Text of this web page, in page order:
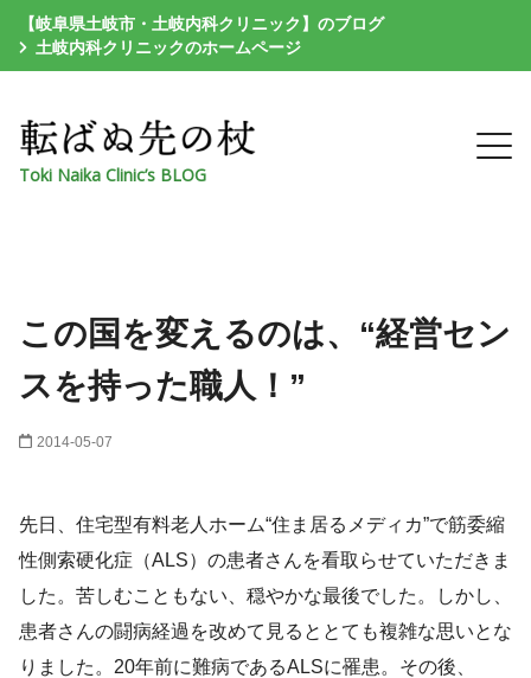
【岐阜県土岐市・土岐内科クリニック】のブログ
土岐内科クリニックのホームページ
Toki Naika Clinic’s BLOG
この国を変えるのは、“経営セン
スを持った職人！”
2014-05-07
先日、住宅型有料老人ホーム“住ま居るメディカ”で筋委縮
性側索硬化症（ALS）の患者さんを看取らせていただきま
した。苦しむこともない、穏やかな最後でした。しかし、
患者さんの闘病経過を改めて見るととても複雑な思いとな
りました。20年前に難病であるALSに罹患。その後、